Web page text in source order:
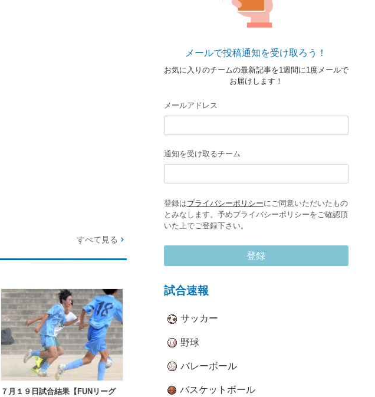
すべて見る
７月１９日試合結果【FUNリーグ
メールで投稿通知を受け取ろう！
お気に入りのチームの最新記事を1週間に1度メールで
お届けします！
メールアドレス
通知を受け取るチーム
登録はプライバシーポリシーにご同意いただいたもの
とみなします。予めプライバシーポリシーをご確認頂
いた上でご登録下さい。
登録
試合速報
サッカー
野球
バレーボール
バスケットボール